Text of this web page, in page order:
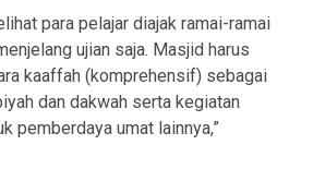
para pelajar diajak ramai-ramai
ujian saja. Masjid harus
kaaffah (komprehensif) sebagai
dan dakwah serta kegiatan
pemberdaya umat lainnya,”